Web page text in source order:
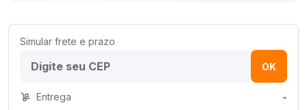
Simular frete e prazo
OK
Entrega -